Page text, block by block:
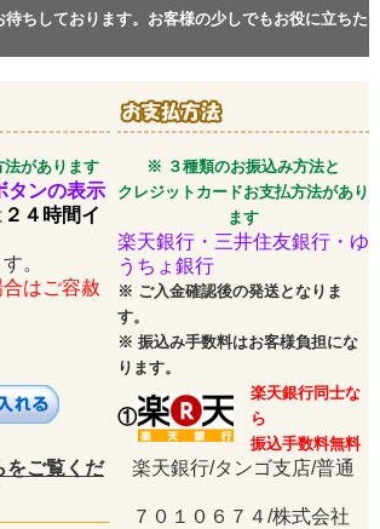
待ちしております。お客様の少しでもお役に立ちた
があります
※ ３種類のお振込み方法と
クレジットカードお支払方法があり
ます
タンの表示
２４時間イ
。
はご容赦
楽天銀行・三井住友銀行・ゆ
うちょ銀行
※ ご入金確認後の発送となりま
す。
※ 振込み手数料はお客様負担にな
ります。
①
楽天銀行同士な
ら
振込手数料無料
をご覧くだ
楽天銀行/タンゴ支店/普通
７０１０６７４/株式会社